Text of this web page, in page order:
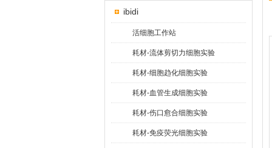
ibidi
活细胞工作站
耗材-流体剪切力细胞实验
耗材-细胞趋化细胞实验
耗材-血管生成细胞实验
耗材-伤口愈合细胞实验
耗材-免疫荧光细胞实验